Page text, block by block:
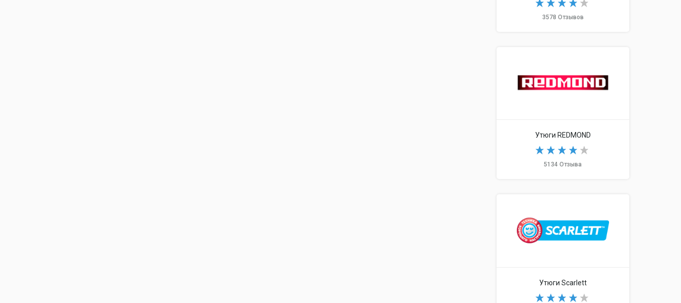
3578 Отзывов
Утюги REDMOND
5134 Отзыва
Утюги Scarlett